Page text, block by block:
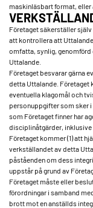
maskinläsbart format,
Företaget säkerställer
att kontrollera att
omfatta, synlig,
Uttalande.
Företaget besvarar gärna
detta Uttalande. Företaget
eventuella klagomål och
personuppgifter som sker
som Företaget finner har
disciplinåtgärder, inklusive
Företaget kommer (1) att
verkställandet av detta
påståenden om dess
uppstår på grund av
Företaget måste eller
förordningar i samband
brott mot en anställds